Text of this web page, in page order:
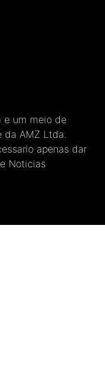
e um meio de
da AMZ Ltda.
apenas dar
Noticias